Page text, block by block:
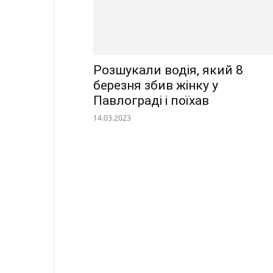
Розшукали водія, який 8
березня збив жінку у
Павлограді і поїхав
14.03.2023